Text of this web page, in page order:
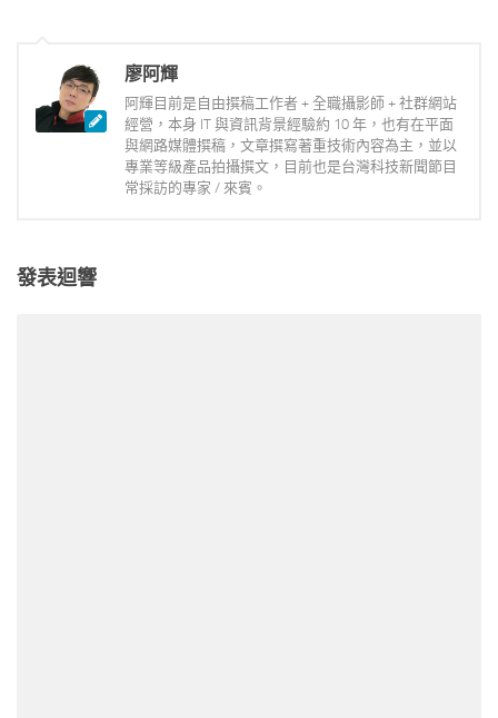
廖阿輝
阿輝目前是自由撰稿工作者 + 全職攝影師 + 社群網站
經營，本身 IT 與資訊背景經驗約 10 年，也有在平面
與網路媒體撰稿，文章撰寫著重技術內容為主，並以
專業等級產品拍攝撰文，目前也是台灣科技新聞節目
常採訪的專家 / 來賓。
發表迴響